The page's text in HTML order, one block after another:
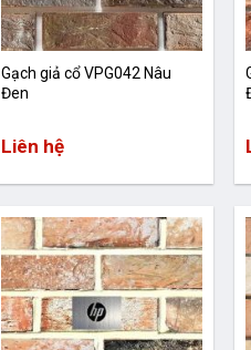
Gạch giả cổ VPG042 Nâu
Đen
Liên hệ